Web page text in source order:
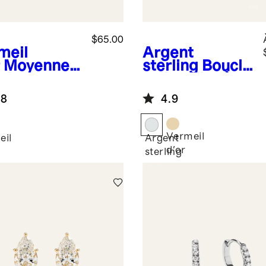
Moyennes
à
$65.00
Argent
sterling Boucle
anneau bombé
4.9
Argent
sterling
Vermeil
d'or